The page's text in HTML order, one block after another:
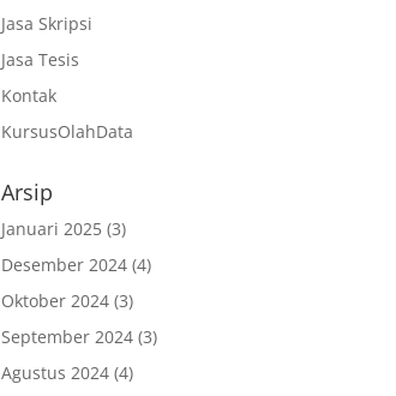
Jasa Skripsi
Jasa Tesis
Kontak
KursusOlahData
Arsip
Januari 2025 (3)
Desember 2024 (4)
Oktober 2024 (3)
September 2024 (3)
Agustus 2024 (4)